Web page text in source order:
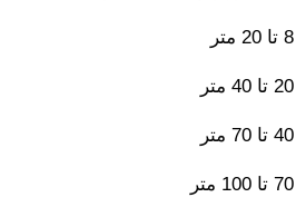
8 تا 20 متر
20 تا 40 متر
40 تا 70 متر
70 تا 100 متر